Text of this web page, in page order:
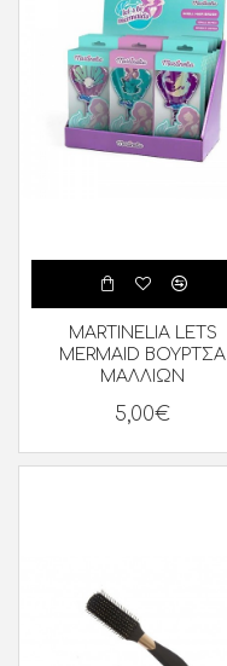
MARTINELIA LETS
MERMAID ΒΟΥΡΤΣΑ
ΜΑΛΛΙΩΝ
5,00€